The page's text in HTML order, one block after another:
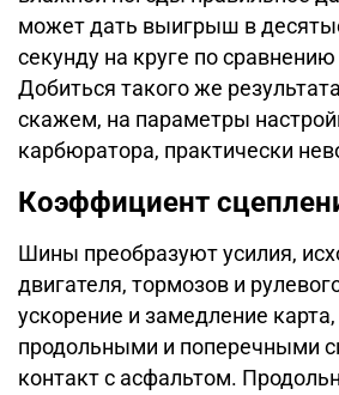
может дать выигрыш в
секунду на круге по
Добиться такого же
скажем, на параметры
карбюратора, практически
Коэффициент
Шины преобразуют усилия,
двигателя, тормозов и
ускорение и замедление
продольными и поперечными
контакт с асфальтом.